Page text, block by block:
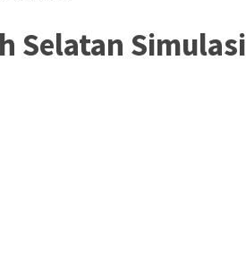
Selatan